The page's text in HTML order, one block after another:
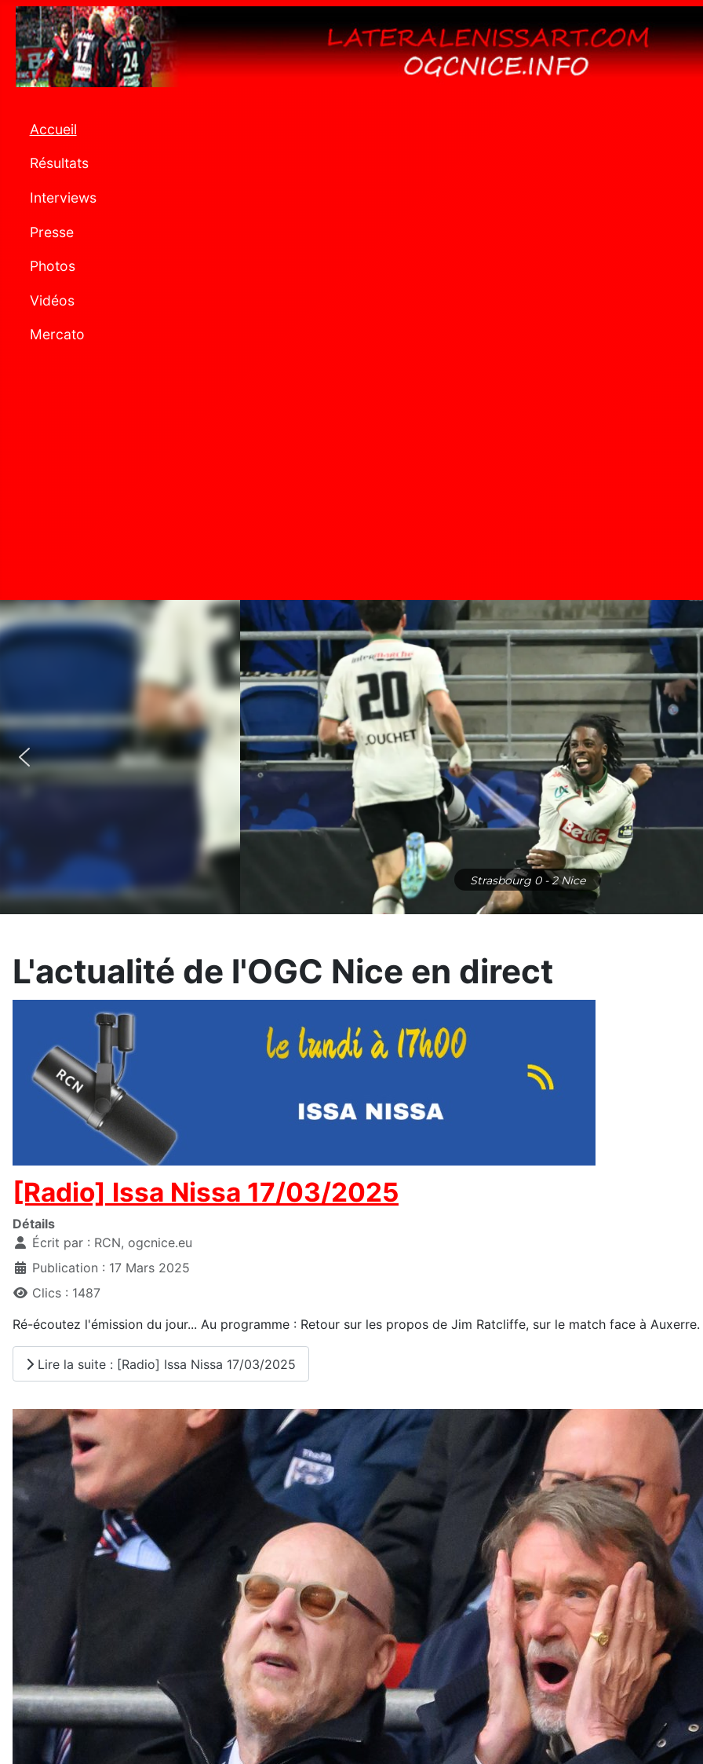
Accueil
Résultats
Interviews
Presse
Photos
Vidéos
Mercato
Strasbourg 0 - 2 Nice
L'actualité de l'OGC Nice en direct
[Radio] Issa Nissa 17/03/2025
Détails
Écrit par : RCN, ogcnice.eu
Publication : 17 Mars 2025
Clics : 1487
Ré-écoutez l'émission du jour... Au programme : Retour sur les propos de Jim Ratcliffe, sur le match face à
Lire la suite : [Radio] Issa Nissa 17/03/2025